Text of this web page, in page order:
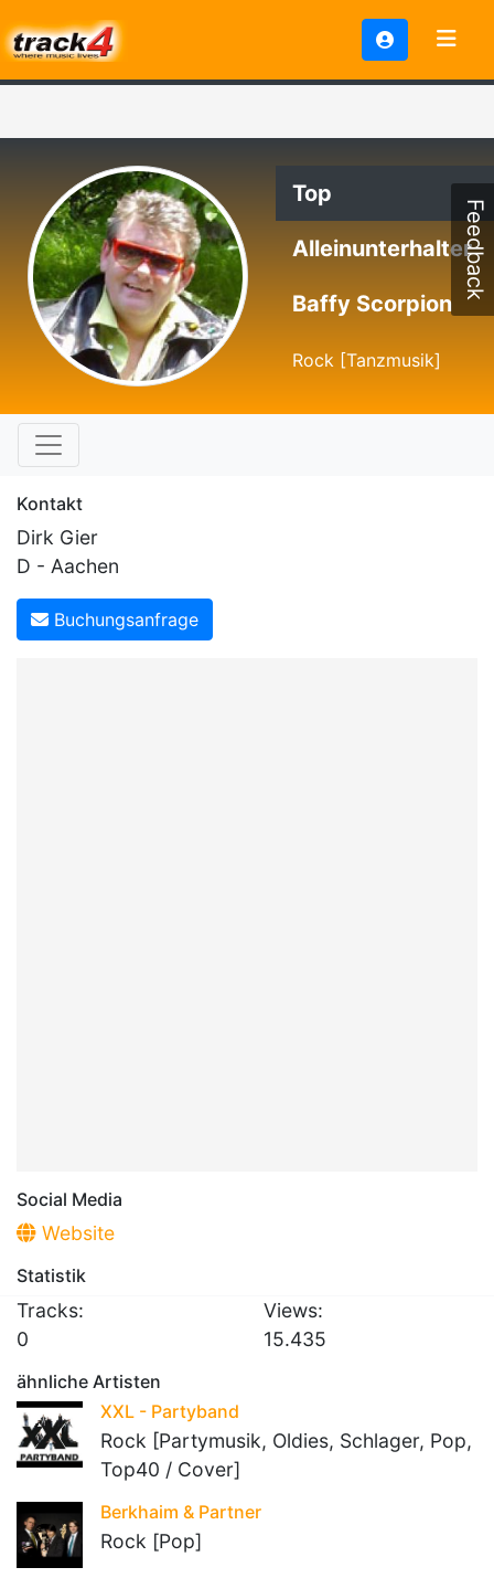
Top
Alleinunterhalter
Baffy Scorpion
Rock [Tanzmusik]
Kontakt
Dirk Gier
D - Aachen
Buchungsanfrage
Social Media
Website
Statistik
Tracks:
0
Views:
15.435
ähnliche Artisten
XXL - Partyband
Rock [Partymusik, Oldies, Schlager, Pop,
Top40 / Cover]
Berkhaim & Partner
Rock [Pop]
Feedback